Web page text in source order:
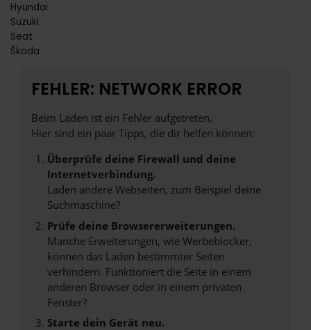
Hyundai
Suzuki
Seat
Škoda
FEHLER: NETWORK ERROR
Beim Laden ist ein Fehler aufgetreten.
Hier sind ein paar Tipps, die dir helfen können:
Überprüfe deine Firewall und deine
Internetverbindung.
Laden andere Webseiten, zum Beispiel deine
Suchmaschine?
Prüfe deine Browsererweiterungen.
Manche Erweiterungen, wie Werbeblocker,
können das Laden bestimmter Seiten
verhindern. Funktioniert die Seite in einem
anderen Browser oder in einem privaten
Fenster?
Starte dein Gerät neu.